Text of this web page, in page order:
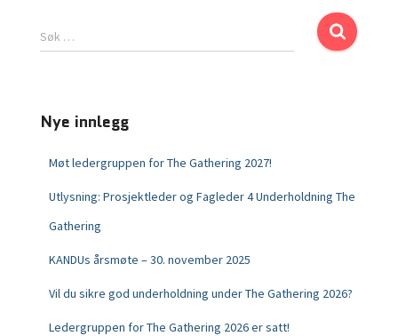
Søk …
Nye innlegg
Møt ledergruppen for The Gathering 2027!
Utlysning: Prosjektleder og Fagleder 4 Underholdning The
Gathering
KANDUs årsmøte – 30. november 2025
Vil du sikre god underholdning under The Gathering 2026?
Ledergruppen for The Gathering 2026 er satt!